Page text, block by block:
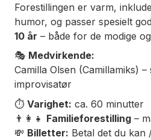
Forestillingen er varm,
humor, og passer spesielt
10 år – både for de modige
🎭 Medvirkende:
Camilla Olsen (Camillamiks)
improvisatør
⏱ Varighet: ca. 60 minutter
👨‍👩‍👧 Familieforestilling –
💸 Billetter: Betal det du kan